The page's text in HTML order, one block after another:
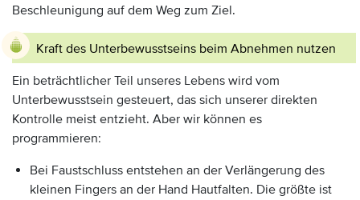
Beschleunigung auf dem Weg zum Ziel.
Kraft des Unterbewusstseins beim Abnehmen nutzen
Ein beträchtlicher Teil unseres Lebens wird vom
Unterbewusstsein gesteuert, das sich unserer direkten
Kontrolle meist entzieht. Aber wir können es
programmieren:
Bei Faustschluss entstehen an der Verlängerung des
kleinen Fingers an der Hand Hautfalten. Die größte ist